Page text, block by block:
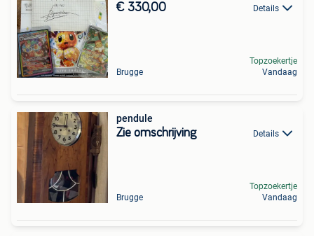
€ 330,00 Details
Brugge
Topzoekertje
Vandaag
pendule
Zie omschrijving Details
Brugge
Topzoekertje
Vandaag